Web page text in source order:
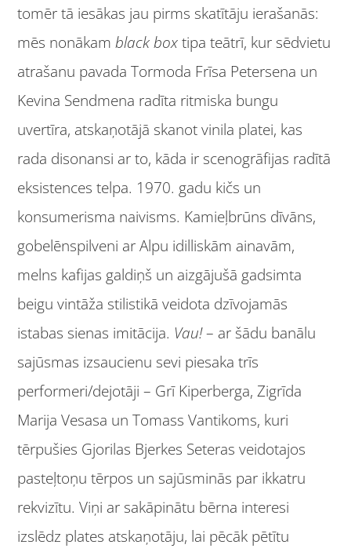
tomēr tā iesākas jau pirms skatītāju ierašanās:
mēs nonākamblack boxtipa teātrī, kur sēdvietu
atrašanu pavada Tormoda Frīsa Petersena un
Kevina Sendmena radīta ritmiska bungu
uvertīra, atskaņotājā skanot vinila platei, kas
rada disonansi ar to, kāda ir scenogrāfijas radītā
eksistences telpa. 1970. gadu kičs un
konsumerisma naivisms. Kamieļbrūns dīvāns,
gobelēnspilveni ar Alpu idilliskām ainavām,
melns kafijas galdiņš un aizgājušā gadsimta
beigu vintāža stilistikā veidota dzīvojamās
istabas sienas imitācija. Vau!– ar šādu banālu
sajūsmas izsaucienu sevi piesaka trīs
performeri/dejotāji – Grī Kiperberga, Zigrīda
Marija Vesasa un Tomass Vantikoms, kuri
tērpušies Gjorilas Bjerkes Seteras veidotajos
pasteļtoņu tērpos un sajūsminās par ikkatru
rekvizītu. Viņi ar sakāpinātu bērna interesi
izslēdz plates atskaņotāju, lai pēcāk pētītu